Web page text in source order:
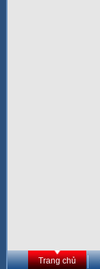
Trang chủ